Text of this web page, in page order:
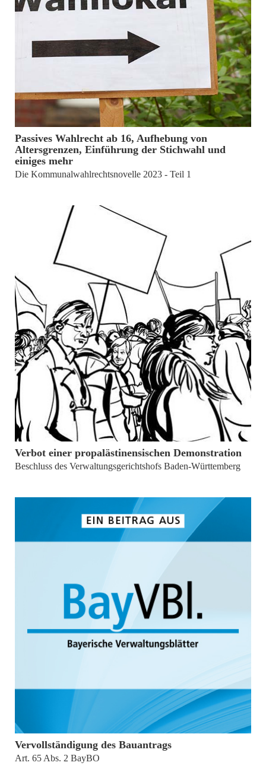
von Gerd Armbruster
Passives Wahlrecht ab 16, Aufhebung von
Altersgrenzen, Einführung der Stichwahl und
einiges mehr
Die Kommunalwahlrechtsnovelle 2023 - Teil 1
von Andreas Raab
Verbot einer propalästinensischen Demonstration
Beschluss des Verwaltungsgerichtshofs Baden-Württemberg
Stefan Kraus
Vervollständigung des Bauantrags
Art. 65 Abs. 2 BayBO